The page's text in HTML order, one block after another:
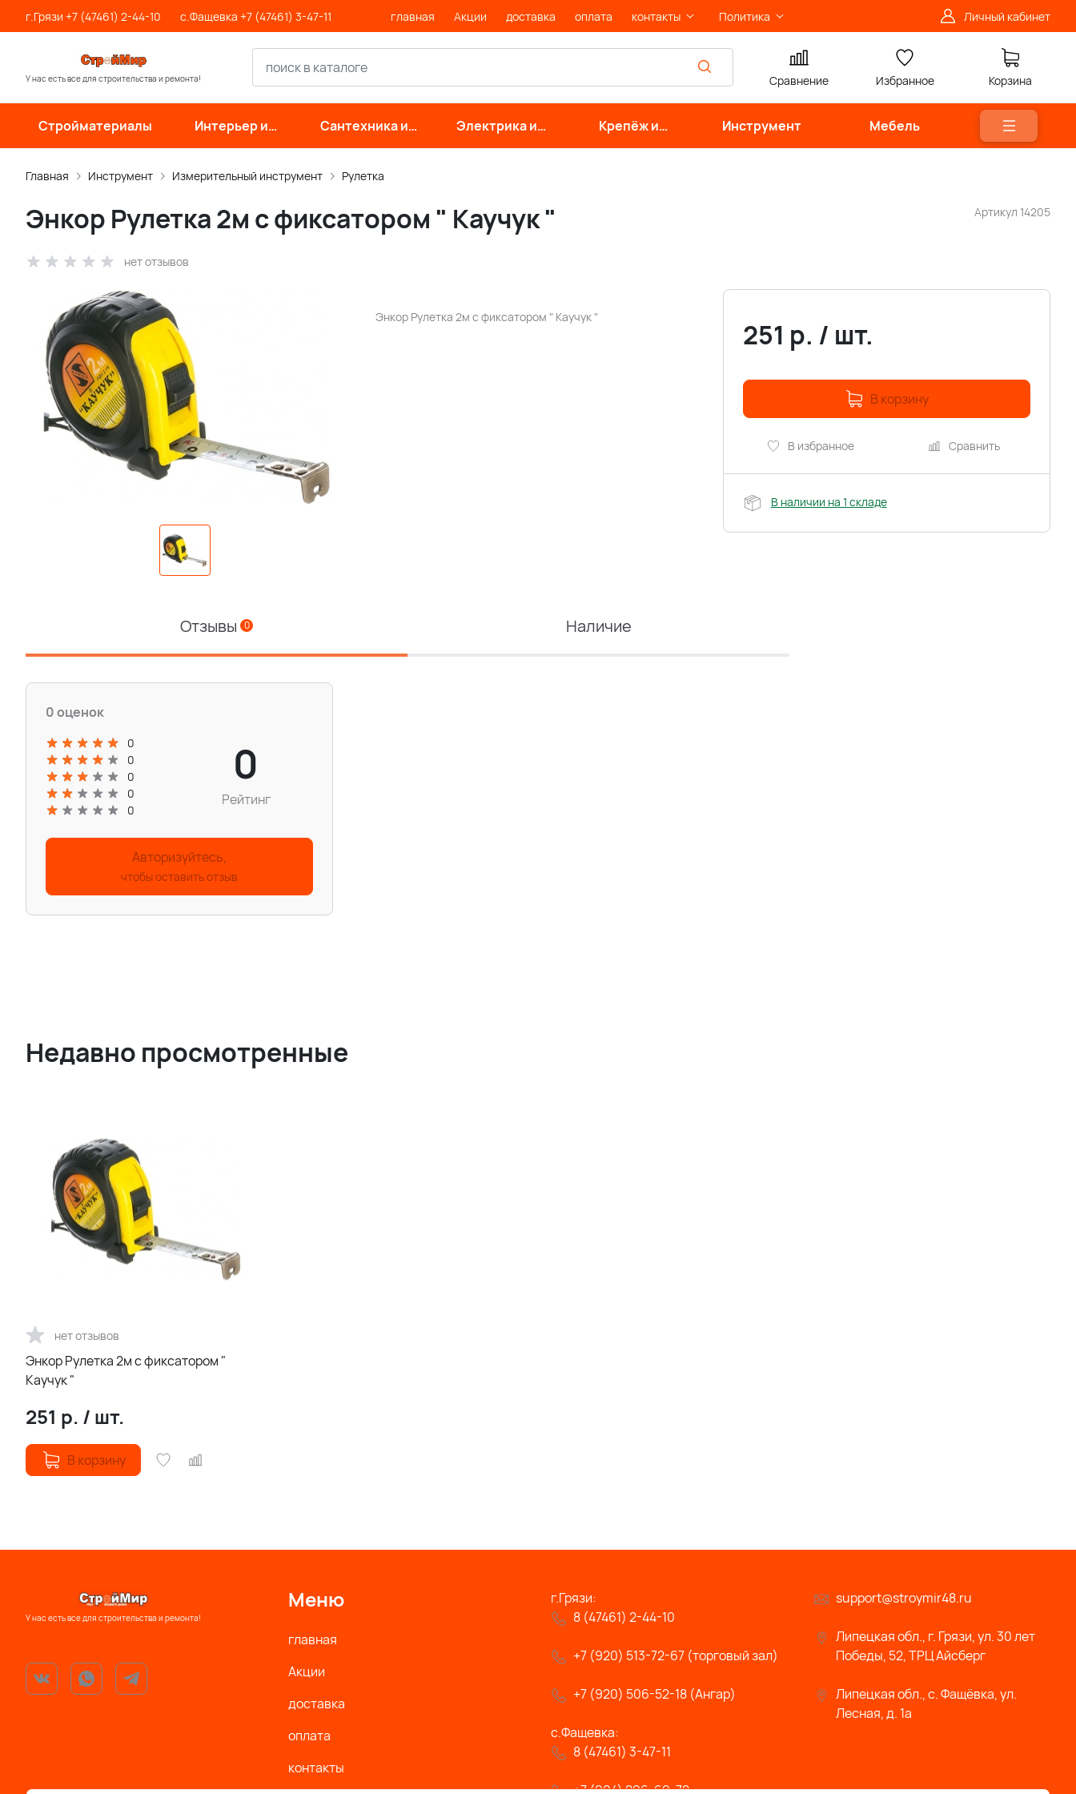
г.Грязи +7 (47461) 2-44-10 с.Фащевка +7 (47461) 3-47-11 главная Акции доставка оплата контакты Политика Личный кабинет
У нас есть все для строительства и ремонта! Сравнение Избранное Корзина
Стройматериалы
Интерьер и
отделка
Сантехника и
инженерные
Электрика и
свет
Крепёж и
фурнитура
Инструмент Мебель
Главная Инструмент Измерительный инструмент Рулетка
Артикул 14205
Энкор Рулетка 2м с фиксатором " Каучук "
нет отзывов
Энкор Рулетка 2м с фиксатором " Каучук "
251 р. / шт.
В корзину
В избранное Сравнить
В наличии на 1 складе
Отзывы 0 Наличие
0 оценок
0
0
0
0
0
0
Рейтинг
Авторизуйтесь,
чтобы оставить отзыв
Недавно просмотренные
нет отзывов
Энкор Рулетка 2м с фиксатором "
Каучук "
251 р. / шт.
В корзину
У нас есть все для строительства и ремонта!
support@stroymir48.ru
Липецкая обл., г. Грязи, ул. 30 лет
Победы, 52, ТРЦ Айсберг
Липецкая обл., с. Фащёвка, ул.
Лесная, д. 1а
Меню
главная
Акции
доставка
оплата
контакты
г.Грязи:
8 (47461) 2-44-10
+7 (920) 513-72-67 (торговый зал)
+7 (920) 506-52-18 (Ангар)
с.Фащевка:
8 (47461) 3-47-11
+7 (904) 296-69-72